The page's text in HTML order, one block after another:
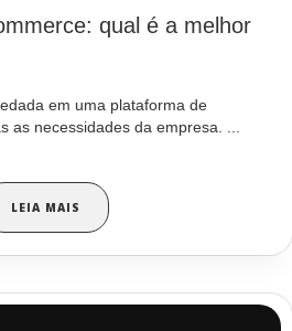
qual é a melhor
em uma plataforma de
as necessidades da empresa. ...
LEIA MAIS